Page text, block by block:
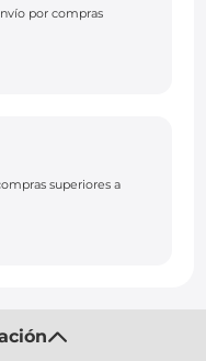
por compras
superiores a